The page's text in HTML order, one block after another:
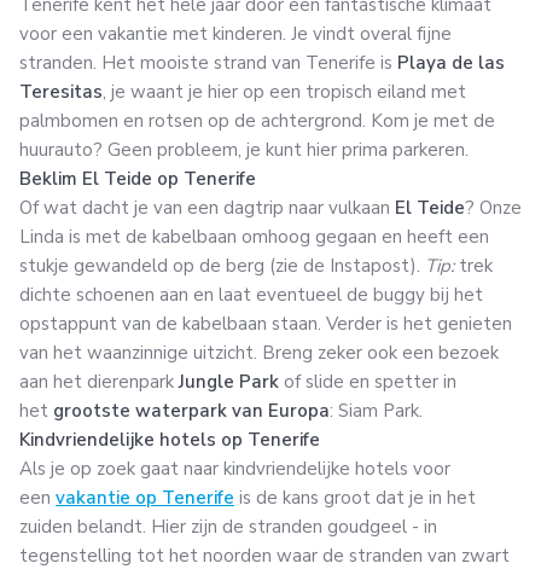
voor een vakantie met kinderen. Je vindt overal fijne
stranden. Het mooiste strand van Tenerife is Playa de las
Teresitas, je waant je hier op een tropisch eiland met
palmbomen en rotsen op de achtergrond. Kom je met de
huurauto? Geen probleem, je kunt hier prima parkeren.
Beklim El Teide op Tenerife
Of wat dacht je van een dagtrip naar vulkaan El Teide? Onze
Linda is met de kabelbaan omhoog gegaan en heeft een
stukje gewandeld op de berg (zie de Instapost). Tip:trek
dichte schoenen aan en laat eventueel de buggy bij het
opstappunt van de kabelbaan staan. Verder is het genieten
van het waanzinnige uitzicht. Breng zeker ook een bezoek
aan het dierenparkJungle Park of slide en spetter in
het grootste waterpark van Europa: Siam Park.
Kindvriendelijke hotels op Tenerife
Als je op zoek gaat naar kindvriendelijke hotels voor
een vakantie op Tenerife is de kans groot dat je in het
zuiden belandt. Hier zijn de stranden goudgeel - in
tegenstelling tot het noorden waar de stranden van zwart